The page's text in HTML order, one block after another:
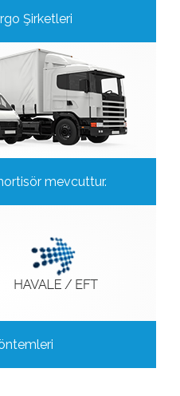
Şirketleri
mevcuttur.